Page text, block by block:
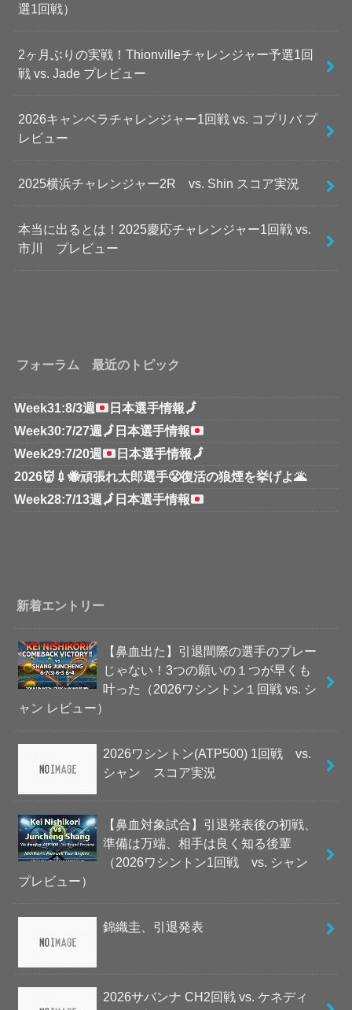
選1回戦）
2ヶ月ぶりの実戦！Thionvilleチャレンジャー予選1回
戦 vs. Jade プレビュー
2026キャンベラチャレンジャー1回戦 vs. コプリバ プ
レビュー
2025横浜チャレンジャー2R vs. Shin スコア実況
本当に出るとは！2025慶応チャレンジャー1回戦 vs.
市川 プレビュー
フォーラム 最近のトピック
Week31:8/3週 日本選手情報🗾
Week30:7/27週 🗾 日本選手情報
Week29:7/20週
日本選手情報🗾
2026👹💉🐝頑張れ太郎選手😤復活の狼煙を挙げよ🌋
Week28:7/13週 🗾 日本選手情報
新着エントリー
【鼻血出た】引退間際の選手のプレー
じゃない！3つの願いの１つが早くも
叶った（2026ワシントン１回戦 vs. シ
ャン レビュー）
2026ワシントン(ATP500) 1回戦 vs.
シャン スコア実況
【鼻血対象試合】引退発表後の初戦、
準備は万端、相手は良く知る後輩
（2026ワシントン1回戦 vs. シャン
プレビュー）
錦織圭、引退発表
2026サバンナ CH2回戦 vs. ケネディ